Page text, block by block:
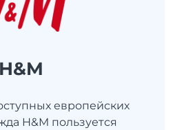
H&M
европейских
H&M пользуется